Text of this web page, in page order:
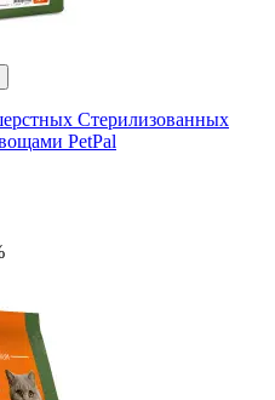
Стерилизованных
PetPal